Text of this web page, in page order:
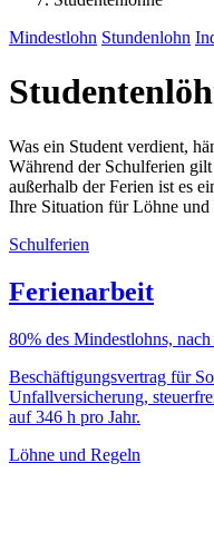
Mindestlohn Stundenlohn
Was ein Student verdient,
Während der Schulferien
außerhalb der Ferien ist es
Ihre Situation für Löhne und
Schulferien
Ferienarbeit
80% des Mindestlohns,
Beschäftigungsvertrag für
Unfallversicherung,
auf 346 h pro Jahr.
Löhne und Regeln